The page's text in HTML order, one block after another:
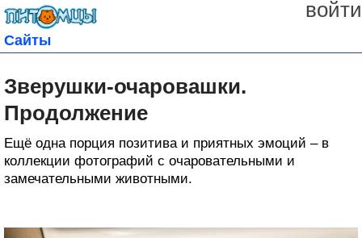
войти
Сайты
Зверушки-очаровашки.
Продолжение
Ещё одна порция позитива и приятных эмоций – в
коллекции фотографий с очаровательными и
замечательными животными.